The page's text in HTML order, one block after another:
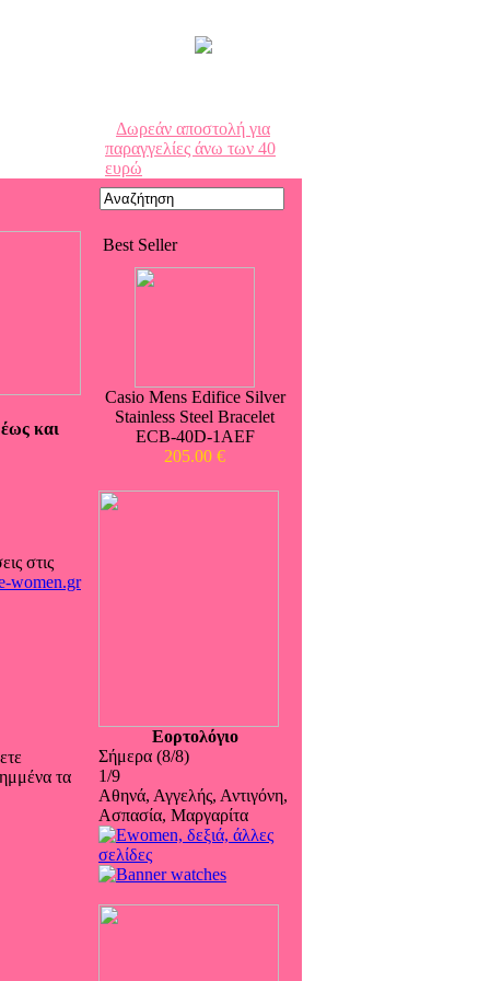
Δωρεάν αποστολή για
παραγγελίες άνω των 40
ευρώ
και
στις
women.gr
τα
Best Seller
Casio Mens Edifice Silver
Stainless Steel Bracelet
ECB-40D-1AEF
205.00 €
Εορτολόγιο
Σήμερα (8/8)
1/9
Αθηνά, Αγγελής, Αντιγόνη,
Ασπασία, Μαργαρίτα